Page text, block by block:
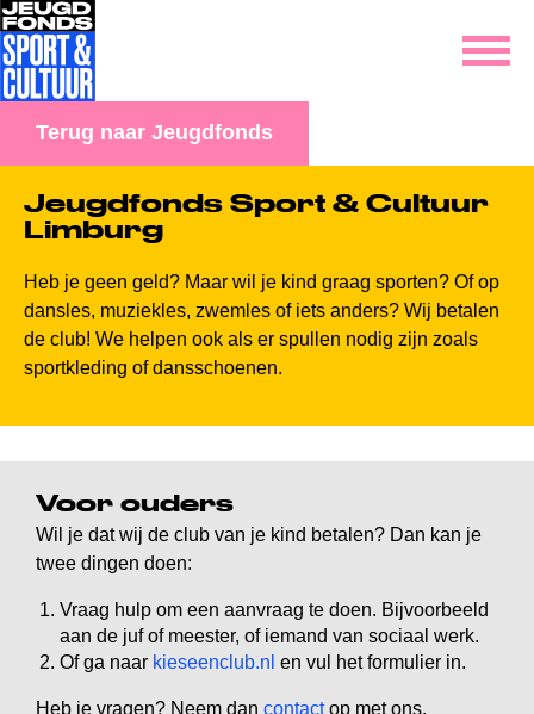
Terug naar Jeugdfonds
Jeugdfonds Sport & Cultuur
Limburg
Heb je geen geld? Maar wil je kind graag sporten? Of op
dansles, muziekles, zwemles of iets anders? Wij betalen
de club! We helpen ook als er spullen nodig zijn zoals
sportkleding of dansschoenen.
Voor ouders
Wil je dat wij de club van je kind betalen? Dan kan je
twee dingen doen:
Vraag hulp om een aanvraag te doen. Bijvoorbeeld
aan de juf of meester, of iemand van sociaal werk.
Of ga naar kieseenclub.nl en vul het formulier in.
Heb je vragen? Neem dan contactop met ons.